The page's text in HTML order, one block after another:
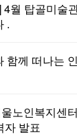
4월 탑골미술
.
함께 떠나는
노인복지센
자 발표